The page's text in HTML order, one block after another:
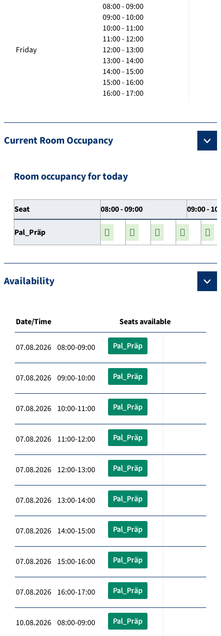
Friday
08:00 - 09:00
09:00 - 10:00
10:00 - 11:00
11:00 - 12:00
12:00 - 13:00
13:00 - 14:00
14:00 - 15:00
15:00 - 16:00
16:00 - 17:00
Current Room Occupancy
Room occupancy for today
Seat 08:00 - 09:00 09:00 -
Pal_Präp
Availability
Date/Time Seats available
07.08.2026 08:00-09:00 Pal_Präp
07.08.2026 09:00-10:00 Pal_Präp
07.08.2026 10:00-11:00 Pal_Präp
07.08.2026 11:00-12:00 Pal_Präp
07.08.2026 12:00-13:00 Pal_Präp
07.08.2026 13:00-14:00 Pal_Präp
07.08.2026 14:00-15:00 Pal_Präp
07.08.2026 15:00-16:00 Pal_Präp
07.08.2026 16:00-17:00 Pal_Präp
10.08.2026 08:00-09:00 Pal_Präp